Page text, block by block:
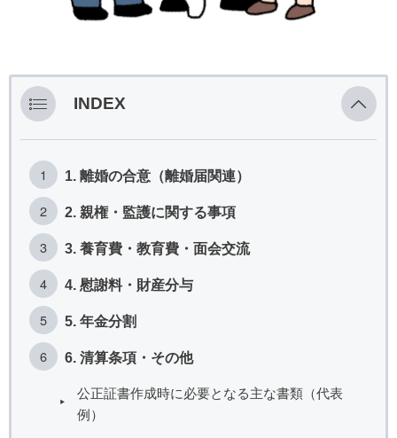
INDEX
1. 離婚の合意（離婚届関連）
2. 親権・監護に関する事項
3. 養育費・教育費・面会交流
4. 慰謝料・財産分与
5. 年金分割
6. 清算条項・その他
公正証書作成時に必要となる主な書類（代表
例）